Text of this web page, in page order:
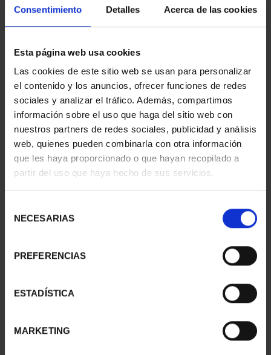
Consentimiento Detalles Acerca de las cookies
Esta página web usa cookies
Las cookies de este sitio web se usan para personalizar
el contenido y los anuncios, ofrecer funciones de redes
sociales y analizar el tráfico. Además, compartimos
información sobre el uso que haga del sitio web con
nuestros partners de redes sociales, publicidad y análisis
web, quienes pueden combinarla con otra información
que les haya proporcionado o que hayan recopilado a
partir del uso que haya hecho de sus servicios.
NECESARIAS
PREFERENCIAS
ESTADÍSTICA
MARKETING
100 EURO LEONI
BICENTENARY OF THE
PRADO
€1,245.00
100 EURO BENEDETTO
BICENTENARY PRADO
€1,245.00
€2,330.00
FIFA WORLD CUP - 1 OZ
GOLD COIN
€4,760.00